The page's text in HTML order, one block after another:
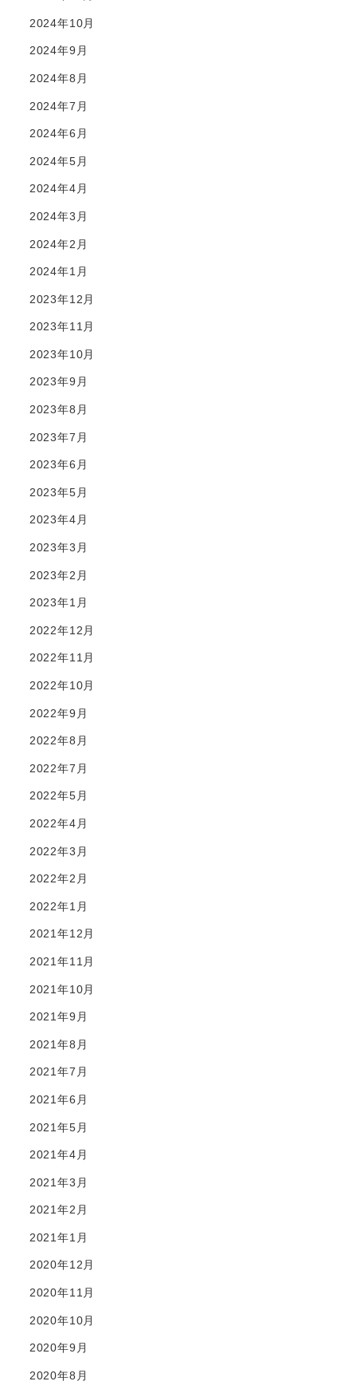
2024年10月
2024年9月
2024年8月
2024年7月
2024年6月
2024年5月
2024年4月
2024年3月
2024年2月
2024年1月
2023年12月
2023年11月
2023年10月
2023年9月
2023年8月
2023年7月
2023年6月
2023年5月
2023年4月
2023年3月
2023年2月
2023年1月
2022年12月
2022年11月
2022年10月
2022年9月
2022年8月
2022年7月
2022年5月
2022年4月
2022年3月
2022年2月
2022年1月
2021年12月
2021年11月
2021年10月
2021年9月
2021年8月
2021年7月
2021年6月
2021年5月
2021年4月
2021年3月
2021年2月
2021年1月
2020年12月
2020年11月
2020年10月
2020年9月
2020年8月